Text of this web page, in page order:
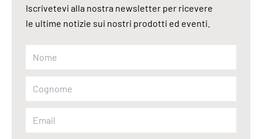
Iscrivetevi alla nostra newsletter per ricevere
le ultime notizie sui nostri prodotti ed eventi.